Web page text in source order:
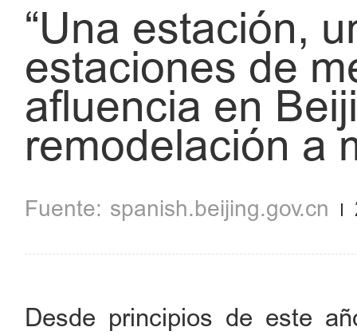
“Una estación,
estaciones de
afluencia en
remodelación a
spanish.beijing.gov.cn
Desde principios de este